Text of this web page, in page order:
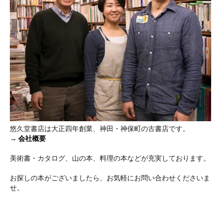
悠久堂書店は大正四年創業、神田・神保町の古書店です。
→ 会社概要
美術書・カタログ、山の本、料理の本などが充実しております。
お探しの本がございましたら、お気軽にお問い合わせくださいま
せ。